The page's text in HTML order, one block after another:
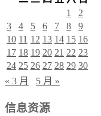
1
2
3
4 5 6 7 8
9
10 11 12 13 14 15 16
17 18 19 20 21 22 23
24 25 26 27 28 29 30
« 3 月
5 月 »
信息资源